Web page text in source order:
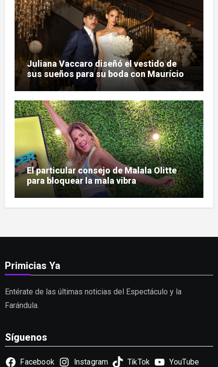
Juliana Vaccaro diseñó el vestido de
sus sueños para su boda con Maurício
Prado
El particular consejo de Malala Olitte
para bloquear la mala vibra
Primicias Ya
Entérate de las últimas noticias del Espectáculo y la
Farándula.
Síguenos
Facebook Instagram TikTok
YouTube